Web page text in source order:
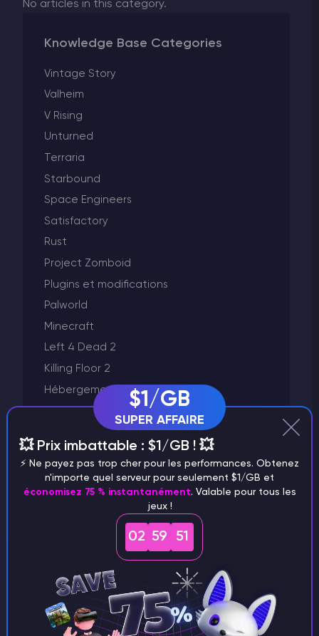
No articles in this category.
Knowledge Base Categories
Vintage Story
Valheim
V Rising
Unturned
Terraria
Starbound
Space Engineers
Satisfactory
Rust
Project Zomboid
Plugins et modifications
Palworld
Minecraft
Left 4 Dead 2
Killing Floor 2
Hébergement VPS
GTA 5
Godlike Panel
Garry's Mod
Facturation
Factorio
Exécution d'un serveur
Don't Starve Together
Dayz
Conan Exiles
Autres
$1/GB
SUPER AFFAIRE
💥 Prix imbattable : $1/GB ! 💥
⚡️ Ne payez pas trop cher pour les performances. Obtenez
n'importe quel serveur pour seulement $1/GB et
économisez 75 % instantanément. Valable pour tous les
jeux !
02 59 51